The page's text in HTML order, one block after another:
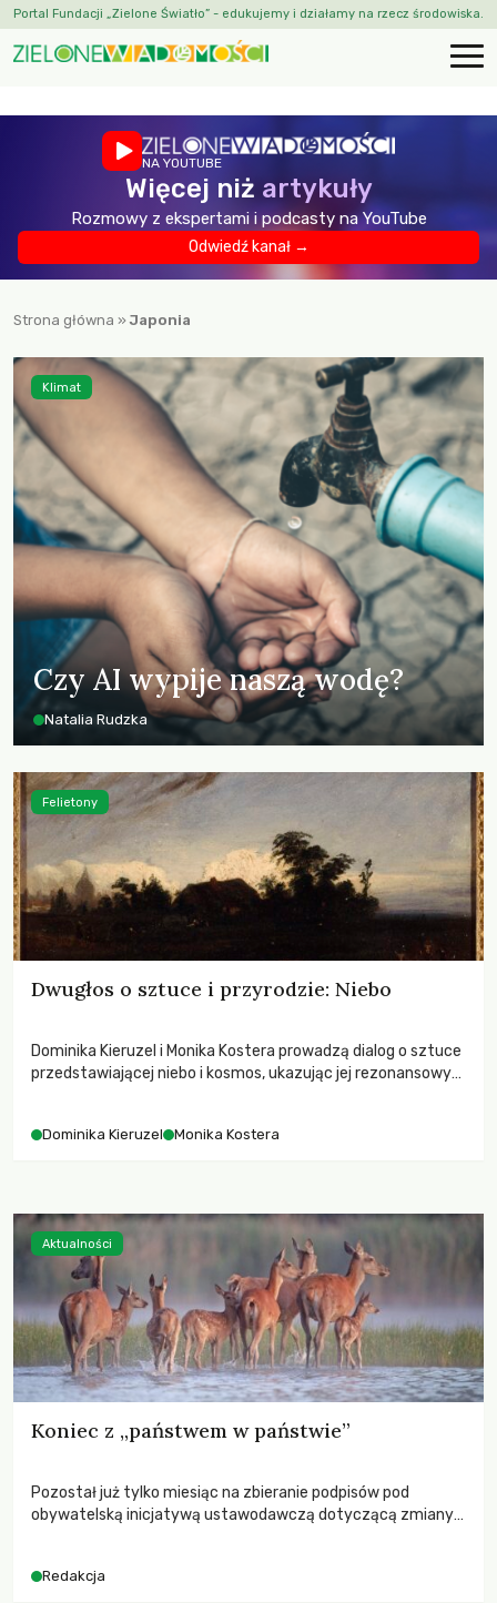
Portal Fundacji „Zielone Światło” - edukujemy i działamy na rzecz środowiska.
NA YOUTUBE
Więcej niż artykuły
Rozmowy z ekspertami i podcasty na YouTube
Odwiedź kanał →
Strona główna »Japonia
Czy AI wypije naszą wodę?
Natalia Rudzka
Klimat
Dwugłos o sztuce i przyrodzie: Niebo
Dominika Kieruzel i Monika Kostera prowadzą dialog o sztuce
przedstawiającej niebo i kosmos, ukazując jej rezonansowy
Dominika Kieruzel Monika Kostera
Felietony
Koniec z „państwem w państwie”
Pozostał już tylko miesiąc na zbieranie podpisów pod
obywatelską inicjatywą ustawodawczą dotyczącą zmiany
niezwykle korzystne rozwiązania dla przyrody i zwierząt,
Redakcja
Aktualności